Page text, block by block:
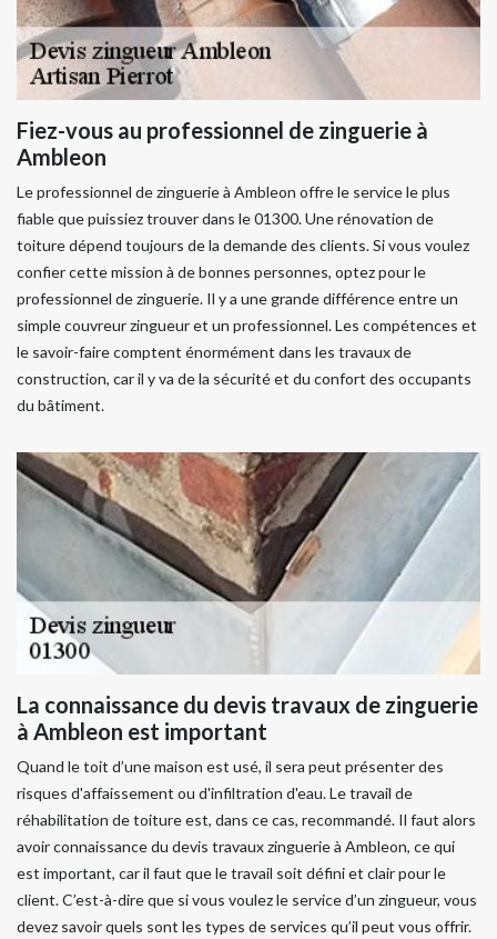
Fiez-vous au professionnel de zinguerie à
Ambleon
Le professionnel de zinguerie à Ambleon offre le service le plus
fiable que puissiez trouver dans le 01300. Une rénovation de
toiture dépend toujours de la demande des clients. Si vous voulez
confier cette mission à de bonnes personnes, optez pour le
professionnel de zinguerie. Il y a une grande différence entre un
simple couvreur zingueur et un professionnel. Les compétences et
le savoir-faire comptent énormément dans les travaux de
construction, car il y va de la sécurité et du confort des occupants
du bâtiment.
La connaissance du devis travaux de zinguerie
à Ambleon est important
Quand le toit d’une maison est usé, il sera peut présenter des
risques d'affaissement ou d'infiltration d'eau. Le travail de
réhabilitation de toiture est, dans ce cas, recommandé. Il faut alors
avoir connaissance du devis travaux zinguerie à Ambleon, ce qui
est important, car il faut que le travail soit défini et clair pour le
client. C’est-à-dire que si vous voulez le service d’un zingueur, vous
devez savoir quels sont les types de services qu’il peut vous offrir.